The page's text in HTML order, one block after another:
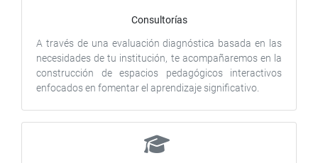
Consultorías
A través de una evaluación diagnóstica basada en las
necesidades de tu institución, te acompañaremos en la
construcción de espacios pedagógicos interactivos
enfocados en fomentar el aprendizaje significativo.